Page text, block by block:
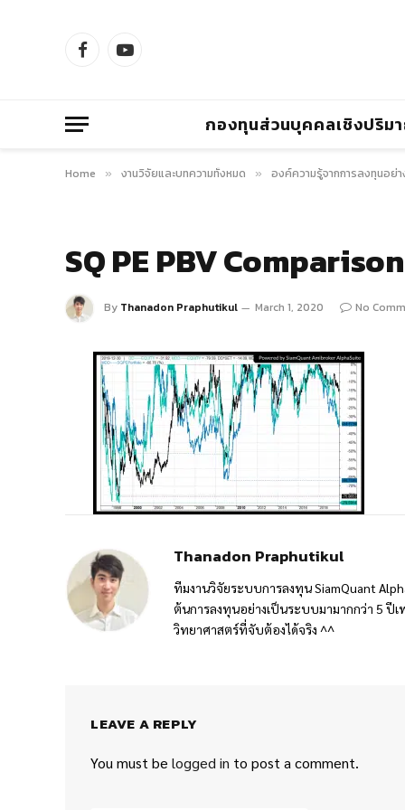
FacebookYouTube
กองทุนส่วนบุคคลเชิงปริม
Home » งานวิจัยและบทความทั้งหมด » องค์ความรู้จากการลงทุนอย่า
SQ PE PBV
By Thanadon Praphutikul March 1, 2020 No
Thanadon Praphutikul
ทีมงานวิจัยระบบการลงทุน SiamQuant
ต้นการลงทุนอย่างเป็นระบบมามากกว่า 5 ปีเ
วิทยาศาสตร์ที่จับต้องได้จริง ^^
LEAVE A REPLY
You must be logged in to post a comment.